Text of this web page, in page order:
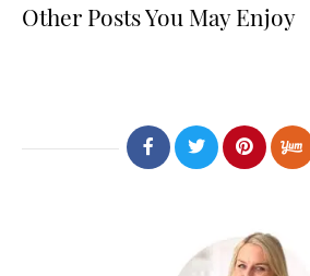
Other Posts You May Enjoy